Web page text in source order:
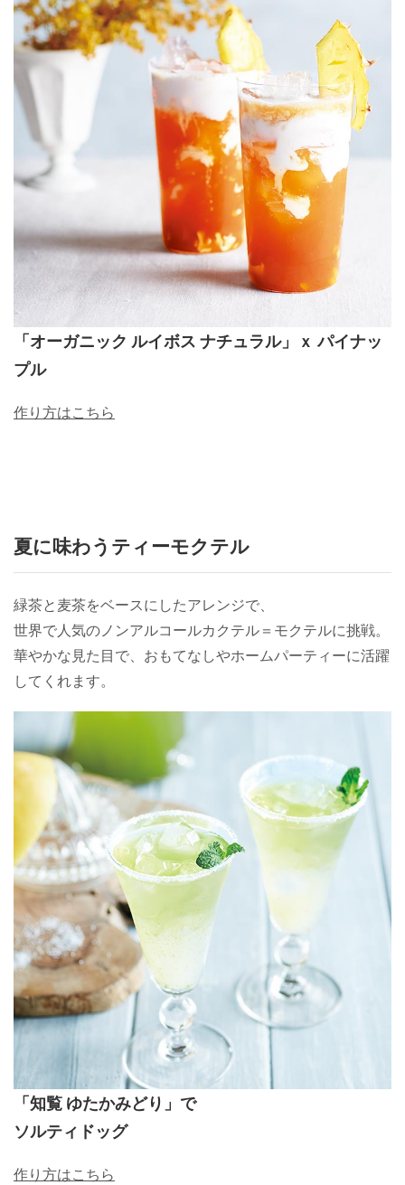
「オーガニック ルイボス ナチュラル」ｘ パイナッ
プル
作り方はこちら
夏に味わうティーモクテル
緑茶と麦茶をベースにしたアレンジで、
世界で人気のノンアルコールカクテル＝モクテルに挑戦。
華やかな見た目で、おもてなしやホームパーティーに活躍
してくれます。
「知覧 ゆたかみどり」で
ソルティドッグ
作り方はこちら